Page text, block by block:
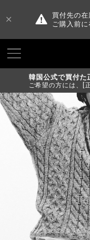
買付先の在
ご購入前
韓国公式で買付た
ご希望の方には、[